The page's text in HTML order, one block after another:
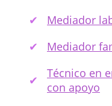
Mediador
Mediador
Técnico en
con apoyo